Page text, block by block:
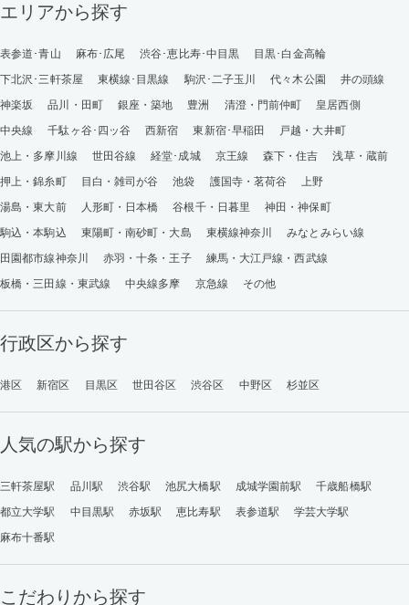
エリアから探す
表参道･青山 麻布･広尾 渋谷･恵比寿･中目黒
目黒･白金高輪
下北沢･三軒茶屋
東横線･目黒線 駒沢･二子玉川 代々木公園
井の頭線
神楽坂
品川・田町 銀座・築地 豊洲 清澄・門前仲町
皇居西側
中央線
千駄ヶ谷･四ッ谷 西新宿 東新宿･早稲田
戸越・大井町
池上・多摩川線
世田谷線 経堂･成城 京王線 森下・住吉
浅草・蔵前
押上・錦糸町
目白・雑司が谷 池袋 護国寺・茗荷谷
上野
湯島・東大前
人形町・日本橋 谷根千・日暮里
神田・神保町
駒込・本駒込
東陽町・南砂町・大島 東横線神奈川
みなとみらい線
田園都市線神奈川
赤羽・十条・王子
練馬・大江戸線・西武線
板橋・三田線・東武線
中央線多摩 京急線 その他
行政区から探す
港区 新宿区 目黒区 世田谷区 渋谷区 中野区 杉並区
人気の駅から探す
三軒茶屋駅 品川駅 渋谷駅 池尻大橋駅 成城学園前駅
千歳船橋駅
都立大学駅
中目黒駅 赤坂駅 恵比寿駅 表参道駅
学芸大学駅
麻布十番駅
こだわりから探す